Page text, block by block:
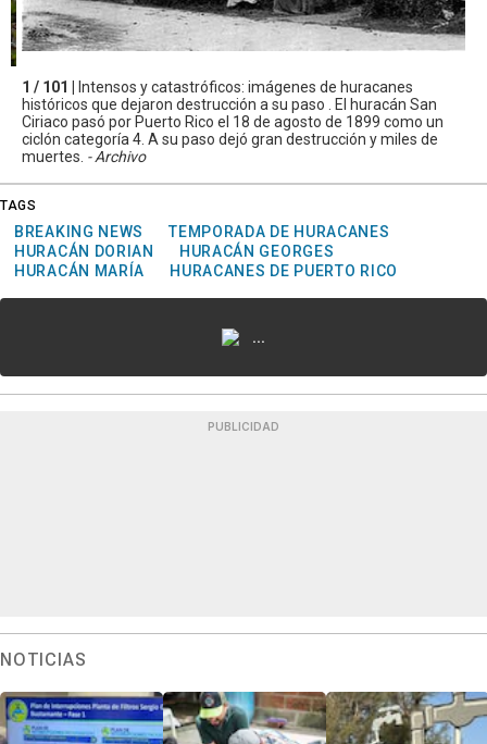
1 / 101 |
Intensos y catastróficos: imágenes de huracanes
históricos que dejaron destrucción a su paso . El huracán San
Ciriaco pasó por Puerto Rico el 18 de agosto de 1899 como un
ciclón categoría 4. A su paso dejó gran destrucción y miles de
muertes. - Archivo
TAGS
BREAKING NEWS
TEMPORADA DE HURACANES
HURACÁN DORIAN
HURACÁN GEORGES
HURACÁN MARÍA
HURACANES DE PUERTO RICO
...
PUBLICIDAD
NOTICIAS